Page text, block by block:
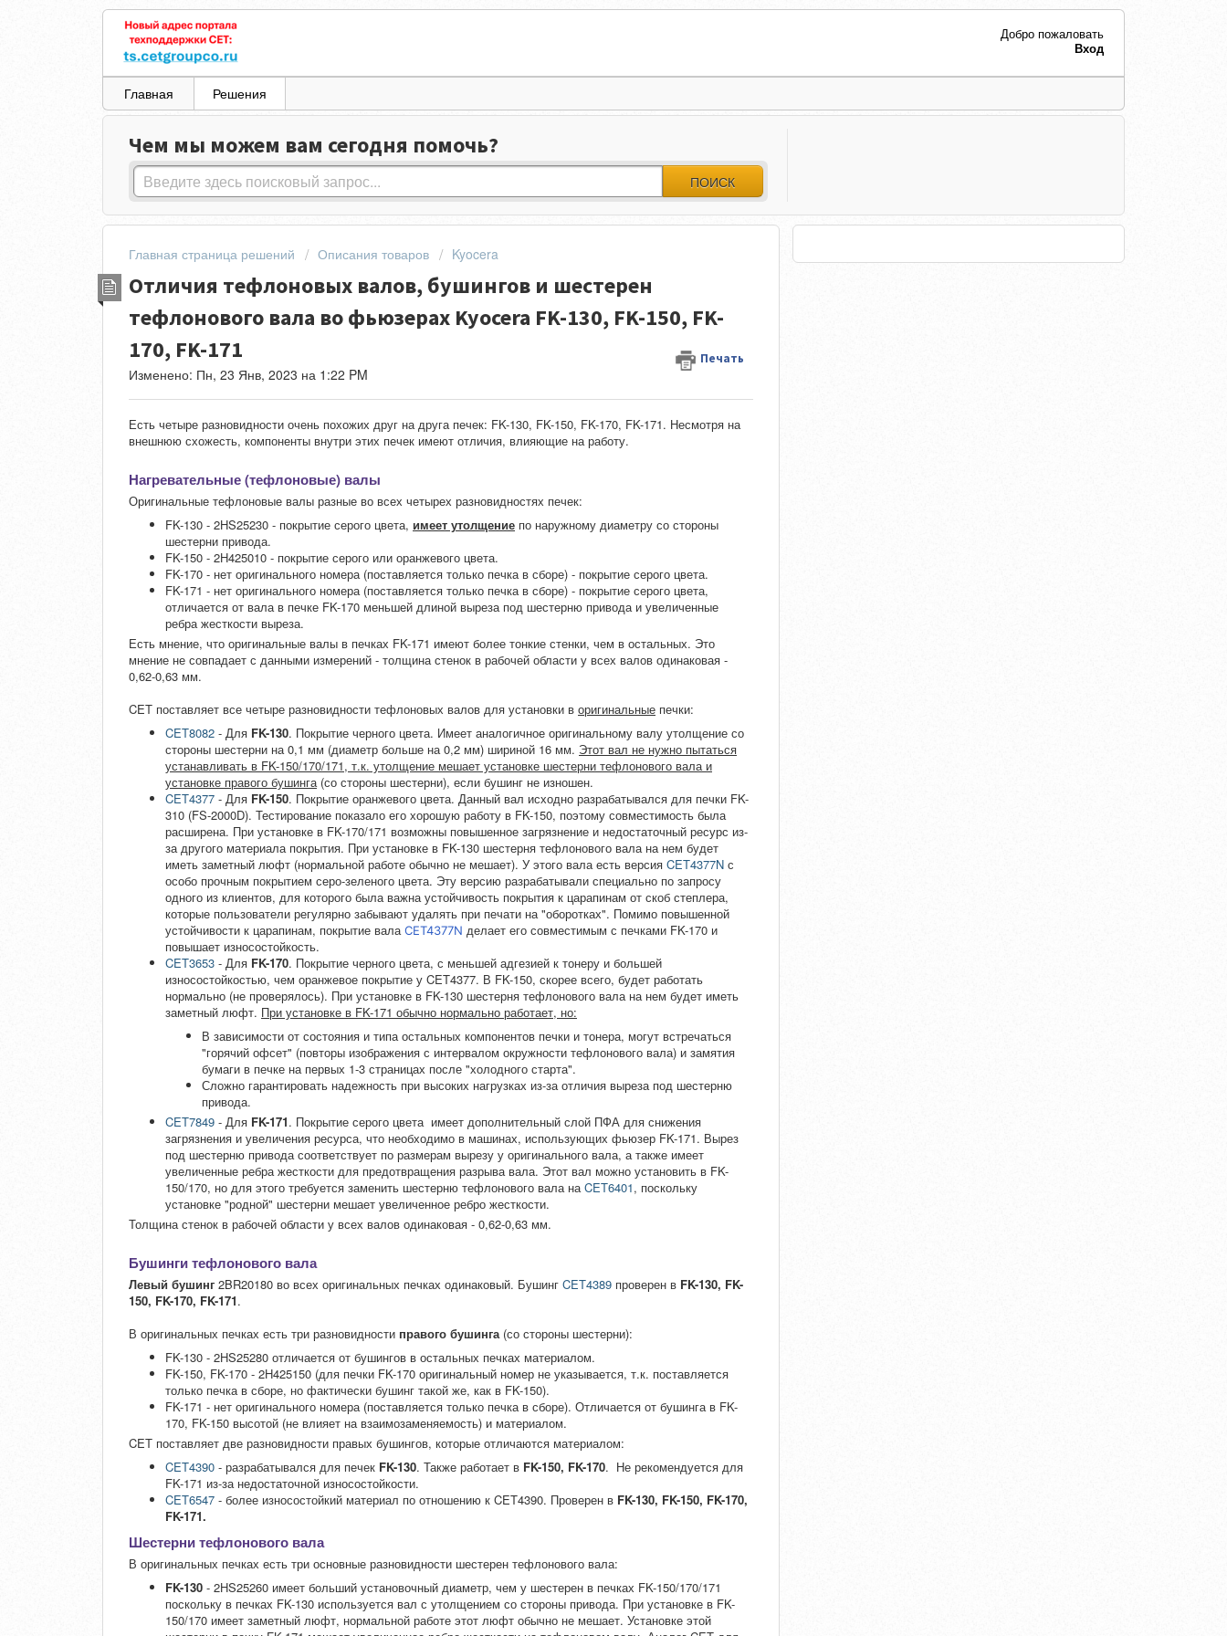
Добро пожаловать
Вход
Главная Решения
Чем мы можем вам сегодня помочь?
ПОИСК
Главная страница решений Описания товаров Kyocera
Отличия тефлоновых валов, бушингов и шестерен
тефлонового вала во фьюзерах Kyocera FK-130, FK-150, FK-
170, FK-171
Печать
Изменено: Пн, 23 Янв, 2023 на 1:22 PM
Есть четыре разновидности очень похожих друг на друга печек: FK-130, FK-150, FK-170, FK-171. Несмотря на
внешнюю схожесть, компоненты внутри этих печек имеют отличия, влияющие на работу.
Нагревательные (тефлоновые) валы
Оригинальные тефлоновые валы разные во всех четырех разновидностях печек:
FK-130 - 2HS25230 - покрытие серого цвета, имеет утолщение по наружному диаметру со стороны
шестерни привода.
FK-150 - 2H425010 - покрытие серого или оранжевого цвета.
FK-170 - нет оригинального номера (поставляется только печка в сборе) - покрытие серого цвета.
FK-171 - нет оригинального номера (поставляется только печка в сборе) - покрытие серого цвета,
отличается от вала в печке FK-170 меньшей длиной выреза под шестерню привода и увеличенные
ребра жесткости выреза.
Есть мнение, что оригинальные валы в печках FK-171 имеют более тонкие стенки, чем в остальных. Это
мнение не совпадает с данными измерений - толщина стенок в рабочей области у всех валов одинаковая -
0,62-0,63 мм.
CET поставляет все четыре разновидности тефлоновых валов для установки в оригинальные печки:
CET8082 - Для FK-130. Покрытие черного цвета. Имеет аналогичное оригинальному валу утолщение со
стороны шестерни на 0,1 мм (диаметр больше на 0,2 мм) шириной 16 мм. Этот вал не нужно пытаться
устанавливать в FK-150/170/171, т.к. утолщение мешает установке шестерни тефлонового вала и
установке правого бушинга(со стороны шестерни), если бушинг не изношен.
CET4377 - Для FK-150. Покрытие оранжевого цвета. Данный вал исходно разрабатывался для печки FK-
310 (FS-2000D). Тестирование показало его хорошую работу в FK-150, поэтому совместимость была
расширена. При установке в FK-170/171 возможны повышенное загрязнение и недостаточный ресурс из-
за другого материала покрытия. При установке в FK-130 шестерня тефлонового вала на нем будет
иметь заметный люфт (нормальной работе обычно не мешает). У этого вала есть версия CET4377N с
особо прочным покрытием серо-зеленого цвета. Эту версию разрабатывали специально по запросу
одного из клиентов, для которого была важна устойчивость покрытия к царапинам от скоб степлера,
которые пользователи регулярно забывают удалять при печати на "оборотках". Помимо повышенной
устойчивости к царапинам, покрытие валаCET4377N делает его совместимым с печками FK-170 и
повышает износостойкость.
CET3653 - Для FK-170. Покрытие черного цвета, с меньшей адгезией к тонеру и большей
износостойкостью, чем оранжевое покрытие у CET4377. В FK-150, скорее всего, будет работать
нормально (не проверялось). При установке в FK-130 шестерня тефлонового вала на нем будет иметь
заметный люфт. При установке в FK-171 обычно нормально работает, но:
В зависимости от состояния и типа остальных компонентов печки и тонера, могут встречаться
"горячий офсет" (повторы изображения с интервалом окружности тефлонового вала) и замятия
бумаги в печке на первых 1-3 страницах после "холодного старта".
Сложно гарантировать надежность при высоких нагрузках из-за отличия выреза под шестерню
привода.
CET7849 - Для FK-171. Покрытие серого цвета имеет дополнительный слой ПФА для снижения
загрязнения и увеличения ресурса, что необходимо в машинах, использующих фьюзер FK-171. Вырез
под шестерню привода соответствует по размерам вырезу у оригинального вала, а также имеет
увеличенные ребра жесткости для предотвращения разрыва вала. Этот вал можно установить в FK-
150/170, но для этого требуется заменить шестерню тефлонового вала наCET6401, поскольку
установке "родной" шестерни мешает увеличенное ребро жесткости.
Толщина стенок в рабочей области у всех валов одинаковая - 0,62-0,63 мм.
Бушинги тефлонового вала
Левый бушинг 2BR20180 во всех оригинальных печках одинаковый. Бушинг CET4389 проверен в FK-130, FK-
150, FK-170, FK-171.
В оригинальных печках есть три разновидности правого бушинга(со стороны шестерни):
FK-130 - 2HS25280 отличается от бушингов в остальных печках материалом.
FK-150, FK-170 - 2H425150 (для печки FK-170 оригинальный номер не указывается, т.к. поставляется
только печка в сборе, но фактически бушинг такой же, как в FK-150).
FK-171 - нет оригинального номера (поставляется только печка в сборе). Отличается от бушинга в FK-
170, FK-150 высотой (не влияет на взаимозаменяемость) и материалом.
CET поставляет две разновидности правых бушингов, которые отличаются материалом:
CET4390 - разрабатывался для печек FK-130. Также работает в FK-150, FK-170. Не рекомендуется для
FK-171 из-за недостаточной износостойкости.
CET6547 - более износостойкий материал по отношению к CET4390. Проверен в FK-130, FK-150, FK-170,
FK-171.
Шестерни тефлонового вала
В оригинальных печках есть три основные разновидности шестерен тефлонового вала:
FK-130 - 2HS25260 имеет больший установочный диаметр, чем у шестерен в печках FK-150/170/171
поскольку в печках FK-130 используется вал с утолщением со стороны привода. При установке в FK-
150/170 имеет заметный люфт, нормальной работе этот люфт обычно не мешает. Установке этой